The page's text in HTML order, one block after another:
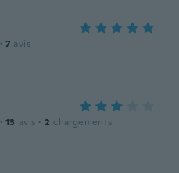
· 7 avis
· 13 avis · 2 chargements